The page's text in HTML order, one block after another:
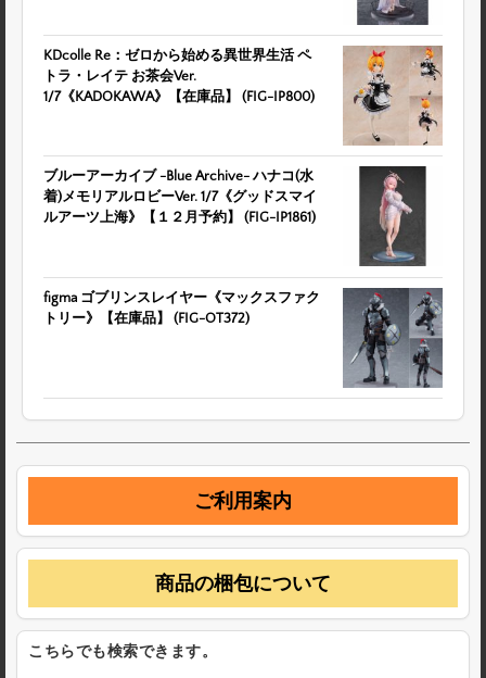
KDcolle Re：ゼロから始める異世界生活 ペ
トラ・レイテ お茶会Ver.
1/7《KADOKAWA》【在庫品】 (FIG-IP800)
ブルーアーカイブ -Blue Archive- ハナコ(水
着)メモリアルロビーVer. 1/7《グッドスマイ
ルアーツ上海》【１２月予約】 (FIG-IP1861)
figma ゴブリンスレイヤー《マックスファク
トリー》【在庫品】 (FIG-OT372)
ご利用案内
商品の梱包について
こちらでも検索できます。